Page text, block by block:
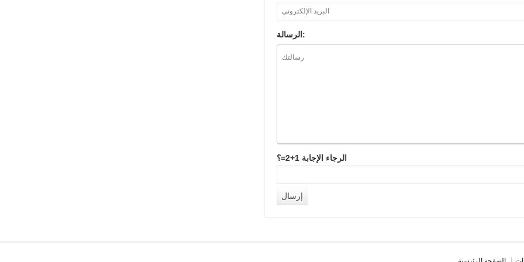
الرسالة:
الرجاء الإجابة 1+2=؟